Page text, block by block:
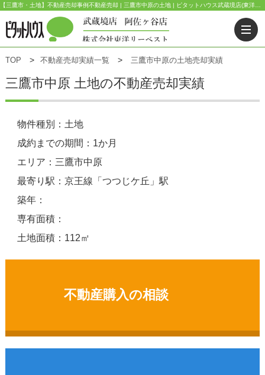
TOP 不動産売却実績一覧 三鷹市中原の土地売却実績
三鷹市中原 土地の不動産売却実績
物件種別：土地
成約までの期間：1か月
エリア：三鷹市中原
最寄り駅：京王線「つつじケ丘」駅
築年：
専有面積：
土地面積：112㎡
不動産購入の相談